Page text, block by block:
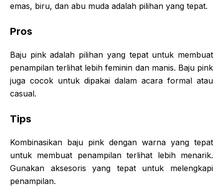
emas, biru, dan abu muda adalah pilihan yang tepat.
Pros
Baju pink adalah pilihan yang tepat untuk membuat
penampilan terlihat lebih feminin dan manis. Baju pink
juga cocok untuk dipakai dalam acara formal atau
casual.
Tips
Kombinasikan baju pink dengan warna yang tepat
untuk membuat penampilan terlihat lebih menarik.
Gunakan aksesoris yang tepat untuk melengkapi
penampilan.